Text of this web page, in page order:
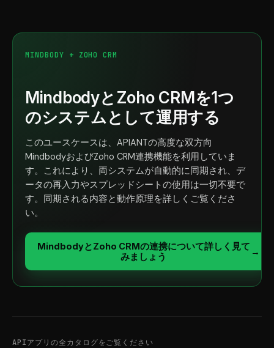
MINDBODY + ZOHO CRM
MindbodyとZoho CRMを1つ
のシステムとして運用する
このユースケースは、APIANTの高度な双方向
MindbodyおよびZoho CRM連携機能を利用していま
す。これにより、両システムが自動的に同期され、デ
ータの再入力やスプレッドシートの使用は一切不要で
す。同期される内容と動作原理を詳しくご覧くださ
い。
MindbodyとZoho CRMの連携について詳しく見て
みましょう
→
APIアプリの全カタログをご覧ください